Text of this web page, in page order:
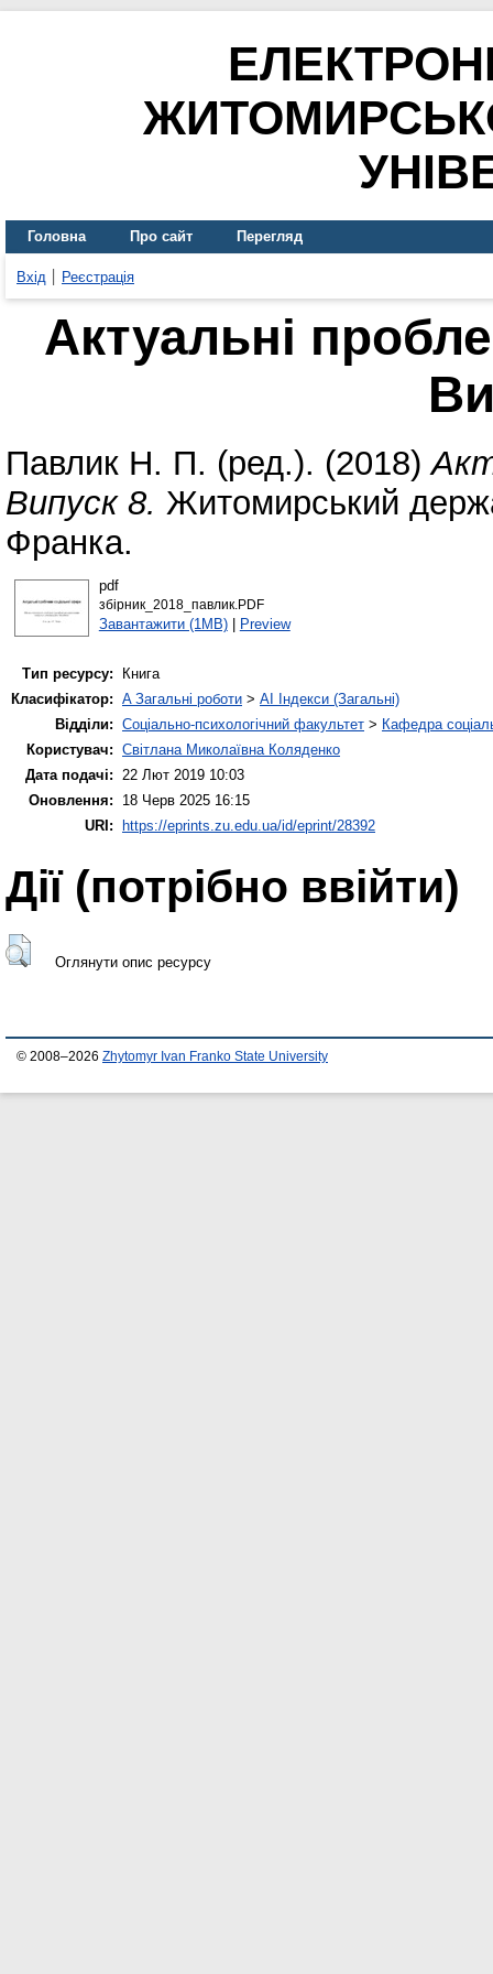
Головна Про сайт Перегляд
Вхід Реєстрація
Актуальні
Павлик Н. П. (ред.). (2018)
Випуск 8. Житомирський
Франка.
pdf
збірник_2018_павлик.PDF
Завантажити (1MB)| Preview
Тип ресурсу:
Книга
Класифікатор: A Загальні роботи > AI Індекси (Загальні)
Відділи: Соціально-психологічний факультет > Кафедра
Користувач: Світлана Миколаївна Коляденко
Дата подачі: 22 Лют 2019 10:03
Оновлення:
18 Черв 2025 16:15
URI:
https://eprints.zu.edu.ua/id/eprint/28392
Дії ​​(потрібно ввійти)
Оглянути опис ресурсу
© 2008–2026 Zhytomyr Ivan Franko State University